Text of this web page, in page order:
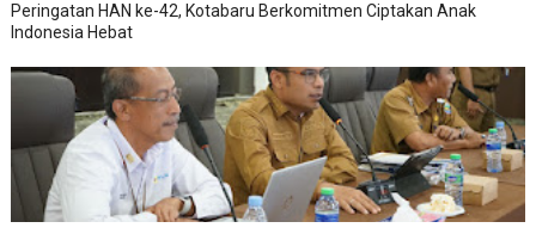
Peringatan HAN ke-42, Kotabaru Berkomitmen Ciptakan Anak
Indonesia Hebat